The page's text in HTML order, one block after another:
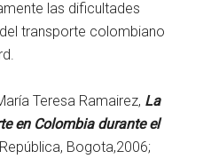
las dificultades
transporte colombiano
Teresa Ramairez, La
en Colombia durante el
Bogota,2006;